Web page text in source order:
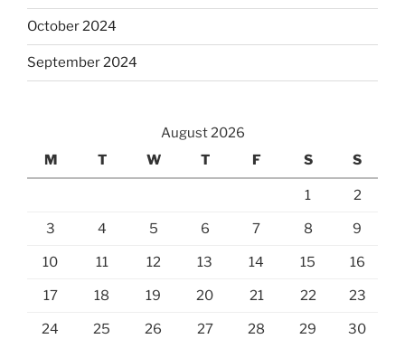
October 2024
September 2024
August 2026
M
T W T F S S
1 2
3 4 5 6 7 8 9
10 11 12 13 14 15 16
17 18 19 20 21 22 23
24 25 26 27 28 29 30